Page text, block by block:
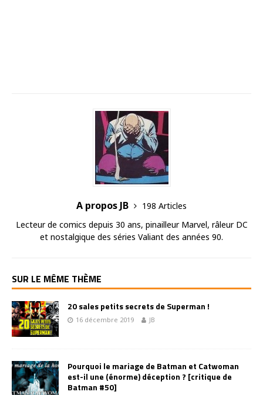
A propos JB
198 Articles
Lecteur de comics depuis 30 ans, pinailleur Marvel, râleur DC
et nostalgique des séries Valiant des années 90.
SUR LE MÊME THÈME
20 sales petits secrets de Superman !
16 décembre 2019 JB
Pourquoi le mariage de Batman et Catwoman
est-il une (énorme) déception ? [critique de
Batman #50]